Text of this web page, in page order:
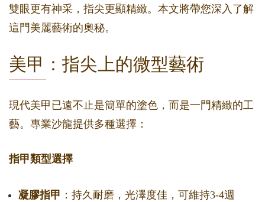
雙眼更有神采，指尖更顯精緻。本文將帶您深入了解
這門美麗藝術的奧秘。
美甲：指尖上的微型藝術
現代美甲已遠不止是簡單的塗色，而是一門精緻的工
藝。專業沙龍提供多種選擇：
指甲類型選擇
凝膠指甲 ：持久耐磨，光澤度佳，可維持3-4週